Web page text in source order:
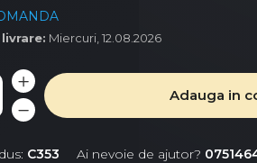
Miercuri, 12.08.2026
Adauga in
C353 Ai nevoie de ajutor?